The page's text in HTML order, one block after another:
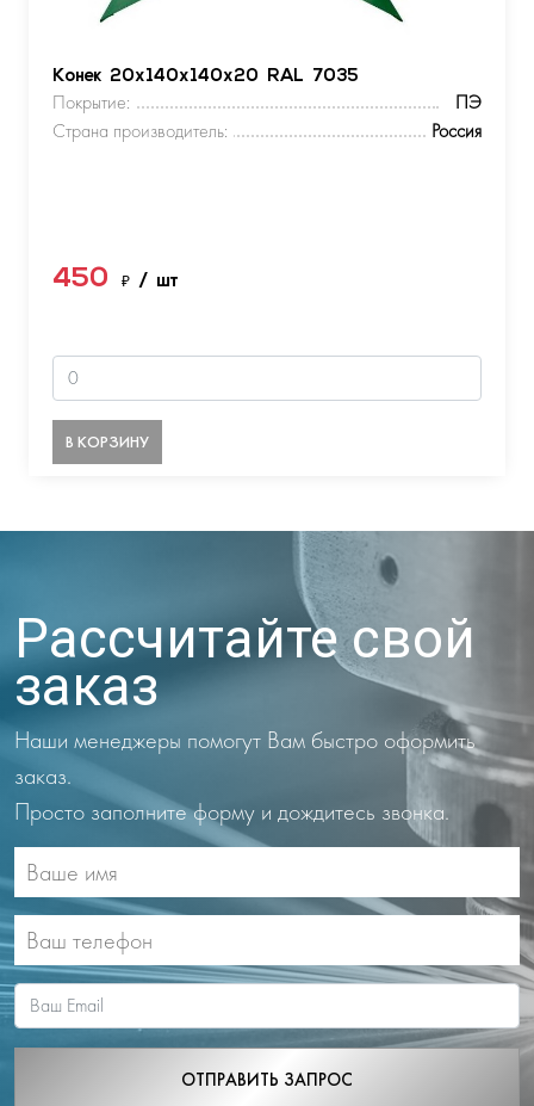
Конек 20х140х140х20 RAL 7035
Покрытие:
ПЭ
Страна производитель:
Россия
450 ₽ / шт
В КОРЗИНУ
Рассчитайте свой
заказ
Наши менеджеры помогут Вам быстро оформить
заказ.
Просто заполните форму и дождитесь звонка.
ОТПРАВИТЬ ЗАПРОС